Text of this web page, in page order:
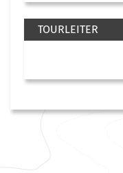
TOURLEITER